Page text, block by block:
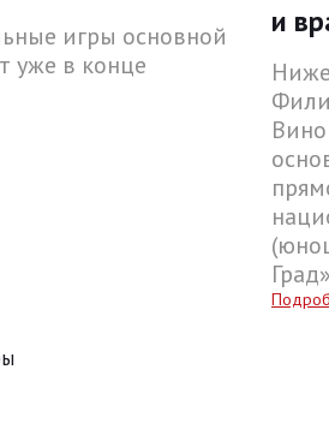
игры основной
уже в конце
и